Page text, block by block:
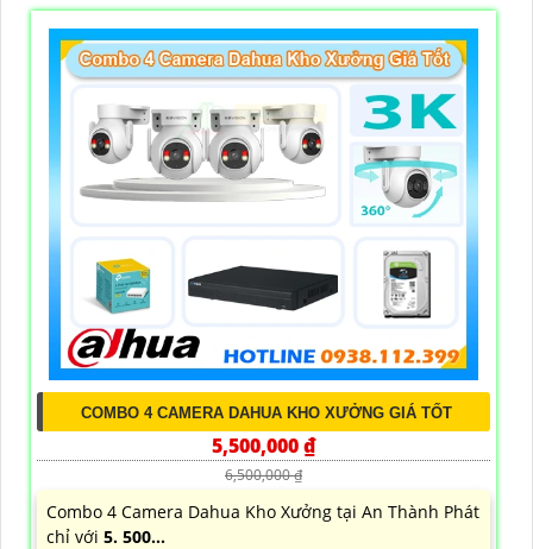
COMBO 4 CAMERA DAHUA KHO XƯỞNG GIÁ TỐT
5,500,000 ₫
6,500,000 ₫
Combo 4 Camera Dahua Kho Xưởng tại An Thành Phát
chỉ với 5. 500...